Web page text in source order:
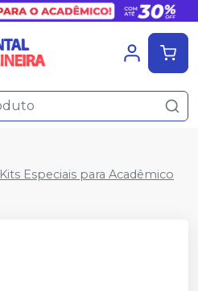
Kits Especiais para Acadêmico